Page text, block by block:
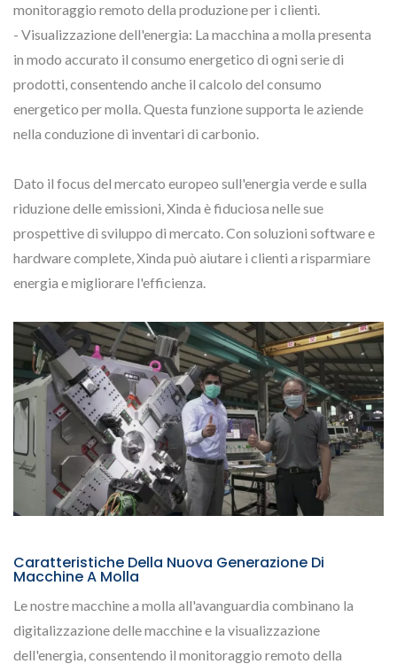
monitoraggio remoto della produzione per i clienti.
- Visualizzazione dell'energia: La macchina a molla presenta
in modo accurato il consumo energetico di ogni serie di
prodotti, consentendo anche il calcolo del consumo
energetico per molla. Questa funzione supporta le aziende
nella conduzione di inventari di carbonio.
Dato il focus del mercato europeo sull'energia verde e sulla
riduzione delle emissioni, Xinda è fiduciosa nelle sue
prospettive di sviluppo di mercato. Con soluzioni software e
hardware complete, Xinda può aiutare i clienti a risparmiare
energia e migliorare l'efficienza.
Caratteristiche Della Nuova Generazione Di
Macchine A Molla
Le nostre macchine a molla all'avanguardia combinano la
digitalizzazione delle macchine e la visualizzazione
dell'energia, consentendo il monitoraggio remoto della